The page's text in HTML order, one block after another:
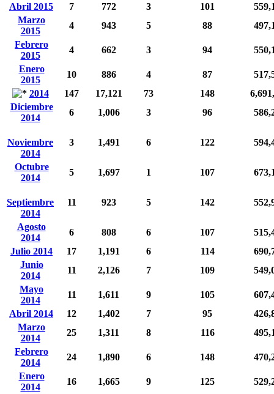
Abril 2015
7 772 3 101
Marzo
2015
4 943 5 88
Febrero
2015
4 662 3 94
Enero
2015
10 886 4 87
2014
147 17,121 73 148
Diciembre
2014
6 1,006 3 96
Noviembre
2014
3 1,491 6 122
Octubre
2014
5 1,697 1 107
Septiembre
2014
11 923 5 142
Agosto
2014
6 808 6 107
Julio 2014
17 1,191 6 114
Junio
2014
11 2,126 7 109
Mayo
2014
11 1,611 9 105
Abril 2014
12 1,402 7 95
Marzo
2014
25 1,311 8 116
Febrero
2014
24 1,890 6 148
Enero
2014
16 1,665 9 125